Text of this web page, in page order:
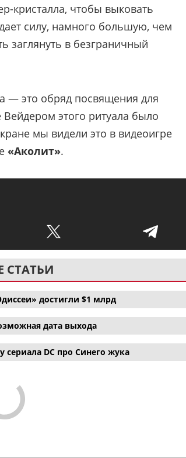
кристалла, чтобы выковать
силу, намного большую, чем
заглянуть в безграничный
— это обряд посвящения для
этого ритуала было
мы видели это в видеоигре
«Аколит».
СТАТЬИ
достигли $1 млрд
дата выхода
DC про Синего жука